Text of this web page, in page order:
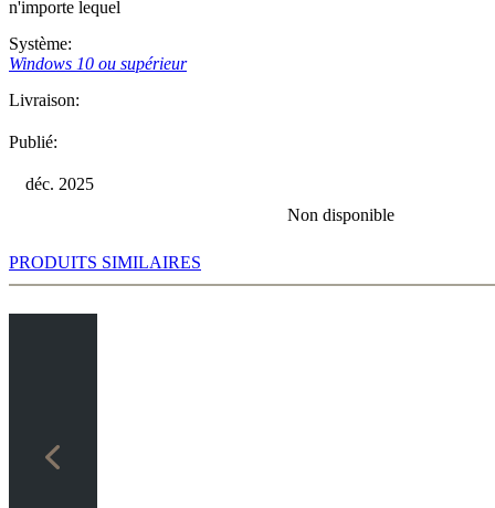
n'importe lequel
Système:
Windows 10 ou supérieur
Livraison:
Publié:
déc. 2025
Non disponible
PRODUITS SIMILAIRES